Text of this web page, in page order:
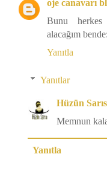
oje canavarı
Bunu
alacağım
Yanıtla
Yanıtlar
Hüzün
Memnun
Yanıtla